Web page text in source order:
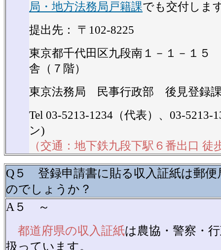
局・地方法務局戸籍課でも交付しま
提出先： 〒102-8225
東京都千代田区九段南１－１－１５
舎（７階）
東京法務局 民事行政部 後見登録
Tel 03-5213-1234（代表）、03-5213-
ン)
（交通：地下鉄九段下駅６番出口 徒
Q５ 登録申請書に貼る収入証紙は郵便
のでしょうか？
A５ ～
都道府県の収入証紙は農協・警察・
扱っています。